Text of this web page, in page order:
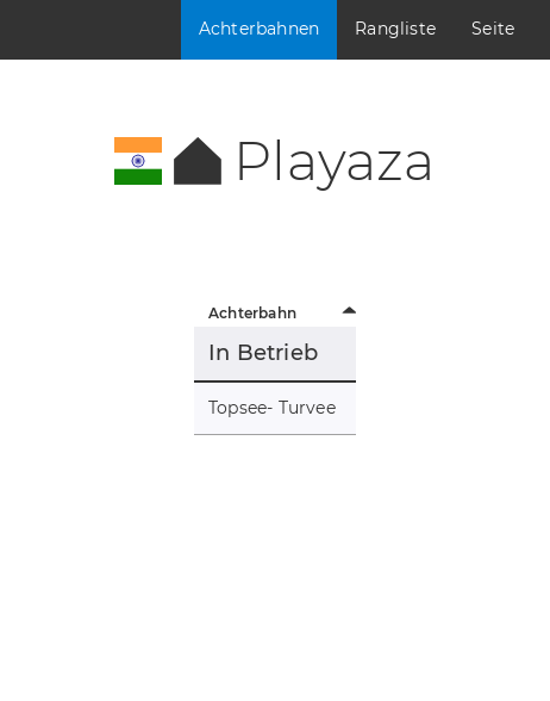
Achterbahnen Rangliste Seite
Playaza
Achterbahn
In Betrieb
Topsee- Turvee